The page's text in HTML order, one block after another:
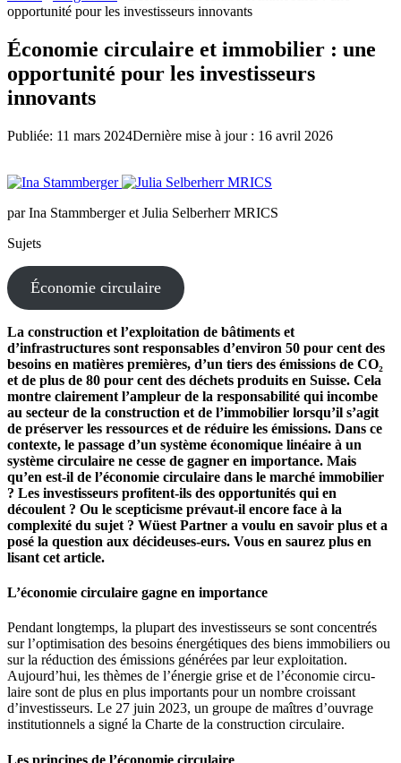
opportunité pour les investisseurs innovants
Économie circulaire et immobilier : une
opportunité pour les investisseurs
innovants
Publiée: 11 mars 2024Dernière mise à jour : 16 avril 2026
par Ina Stammberger et Julia Selberherr MRICS
Sujets
Économie circulaire
La construction et l’exploitation de bâtiments et
d’infrastructures sont respon­sables d’environ 50 pour cent des
besoins en matières premières, d’un tiers des émissions de CO₂
et de plus de 80 pour cent des déchets produits en Suisse. Cela
montre clairement l’ampleur de la respon­sa­bilité qui incombe
au secteur de la construction et de l’immobilier lorsqu’il s’agit
de préserver les ressources et de réduire les émissions. Dans ce
contexte, le passage d’un système écono­mique linéaire à un
système circu­laire ne cesse de gagner en impor­tance. Mais
qu’en est-il de l’économie circu­laire dans le marché immobilier
? Les inves­tis­seurs profitent-ils des oppor­tu­nités qui en
découlent ? Ou le scepti­cisme prévaut-il encore face à la
complexité du sujet ? Wüest Partner a voulu en savoir plus et a
posé la question aux décideuses-eurs. Vous en saurez plus en
lisant cet article.
L’économie circulaire gagne en importance
Pendant longtemps, la plupart des inves­tis­seurs se sont concentrés
sur l’optimisation des besoins énergé­tiques des biens immobi­liers ou
sur la réduction des émissions générées par leur exploi­tation.
Aujourd’hui, les thèmes de l’énergie grise et de l’économie circu­
laire sont de plus en plus impor­tants pour un nombre croissant
d’investisseurs. Le 27 juin 2023, un groupe de maîtres d’ouvrage
insti­tu­tionnels a signé la Charte de la construction circu­laire.
Les principes de l’économie circulaire